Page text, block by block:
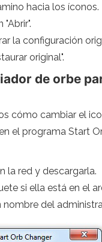
hacia los íconos.
la configuración
original".
de orbe
cómo cambiar el
el programa Start
la red y descargarla.
si ella está en el
nombre del